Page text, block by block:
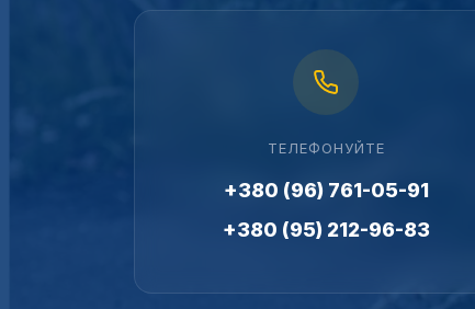
ТЕЛЕФОНУЙТЕ
+380 (96) 761-05-91
+380 (95) 212-96-83